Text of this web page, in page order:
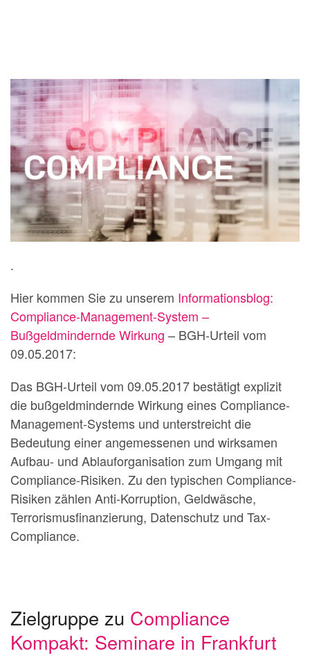
.
Hier kommen Sie zu unserem Informationsblog:
Compliance-Management-System –
Bußgeldmindernde Wirkung – BGH-Urteil vom
09.05.2017:
Das BGH-Urteil vom 09.05.2017 bestätigt explizit
die bußgeldmindernde Wirkung eines Compliance-
Management-Systems und unterstreicht die
Bedeutung einer angemessenen und wirksamen
Aufbau- und Ablauforganisation zum Umgang mit
Compliance-Risiken. Zu den typischen Compliance-
Risiken zählen Anti-Korruption, Geldwäsche,
Terrorismusfinanzierung, Datenschutz und Tax-
Compliance.
Zielgruppe zu Compliance
Kompakt: Seminare in Frankfurt